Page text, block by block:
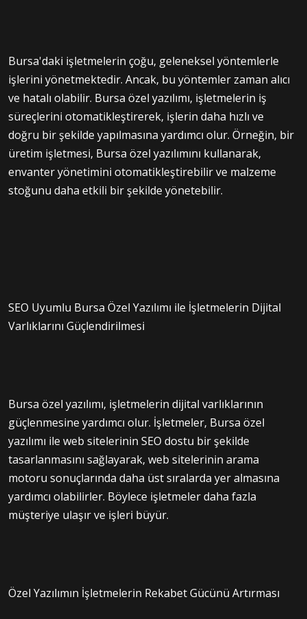
Bursa'daki işletmelerin çoğu, geleneksel yöntemlerle
işlerini yönetmektedir. Ancak, bu yöntemler zaman alıcı
ve hatalı olabilir. Bursa özel yazılımı, işletmelerin iş
süreçlerini otomatikleştirerek, işlerin daha hızlı ve
doğru bir şekilde yapılmasına yardımcı olur. Örneğin, bir
üretim işletmesi, Bursa özel yazılımını kullanarak,
envanter yönetimini otomatikleştirebilir ve malzeme
stoğunu daha etkili bir şekilde yönetebilir.
SEO Uyumlu Bursa Özel Yazılımı ile İşletmelerin Dijital
Varlıklarını Güçlendirilmesi
Bursa özel yazılımı, işletmelerin dijital varlıklarının
güçlenmesine yardımcı olur. İşletmeler, Bursa özel
yazılımı ile web sitelerinin SEO dostu bir şekilde
tasarlanmasını sağlayarak, web sitelerinin arama
motoru sonuçlarında daha üst sıralarda yer almasına
yardımcı olabilirler. Böylece işletmeler daha fazla
müşteriye ulaşır ve işleri büyür.
Özel Yazılımın İşletmelerin Rekabet Gücünü Artırması